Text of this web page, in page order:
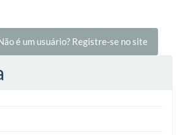
é um usuário? Registre-se no site